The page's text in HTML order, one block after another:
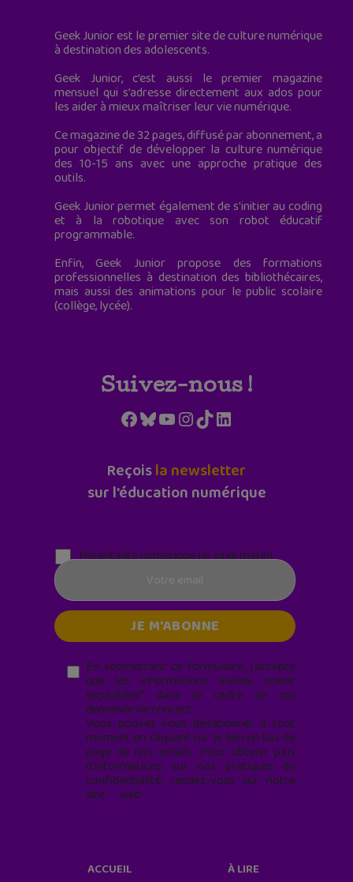
Geek Junior est le premier site de culture numérique
à destination des adolescents.
Geek Junior, c’est aussi le premier magazine
mensuel qui s’adresse directement aux ados pour
les aider à mieux maîtriser leur vie numérique.
Ce magazine de 32 pages, diffusé par abonnement, a
pour objectif de développer la culture numérique
des 10-15 ans avec une approche pratique des
outils.
Geek Junior permet également de s'initier au coding
et à la robotique avec son robot éducatif
programmable.
Enfin, Geek Junior propose des formations
professionnelles à destination des bibliothécaires,
mais aussi des animations pour le public scolaire
(collège, lycée).
Suivez-nous !
Facebook
Bluesky
YouTube
Instagram
TikTokLinkedIn
Reçoisla newsletter
sur l'éducation numérique
Parentalité numérique (le lundi matin)
En soumettant ce formulaire, j’accepte
que les informations saisies soient
exploitées* dans le cadre de ma
demande de contact.
Vous pouvez vous désabonner à tout
moment en cliquant sur le lien en bas de
page de nos emails. Pour obtenir plus
d'informations sur nos pratiques de
confidentialité, rendez-vous sur notre
site web
ACCUEIL À LIRE